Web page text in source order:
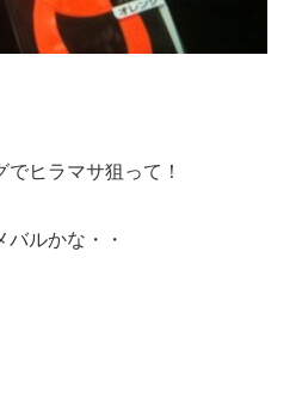
ヒラマサ狙って！
バルかな・・